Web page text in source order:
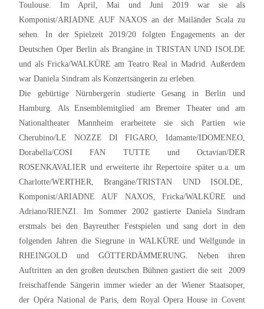
Toulouse. Im April, Mai und Juni 2019 war sie als
Komponist/ARIADNE AUF NAXOS an der Mailänder Scala zu
sehen. In der Spielzeit 2019/20 folgten Engagements an der
Deutschen Oper Berlin als Brangäne in TRISTAN UND ISOLDE
und als Fricka/WALKÜRE am Teatro Real in Madrid. Außerdem
war Daniela Sindram als Konzertsängerin zu erleben.
Die gebürtige Nürnbergerin studierte Gesang in Berlin und
Hamburg. Als Ensemblemitglied am Bremer Theater und am
Nationaltheater Mannheim erarbeitete sie sich Partien wie
Cherubino/LE NOZZE DI FIGARO, Idamante/IDOMENEO,
Dorabella/COSI FAN TUTTE und Octavian/DER
ROSENKAVALIER und erweiterte ihr Repertoire später u.a. um
Charlotte/WERTHER, Brangäne/TRISTAN UND ISOLDE,
Komponist/ARIADNE AUF NAXOS, Fricka/WALKÜRE und
Adriano/RIENZI. Im Sommer 2002 gastierte Daniela Sindram
erstmals bei den Bayreuther Festspielen und sang dort in den
folgenden Jahren die Siegrune in WALKÜRE und Wellgunde in
RHEINGOLD und GÖTTERDÄMMERUNG. Neben ihren
Auftritten an den großen deutschen Bühnen gastiert die seit 2009
freischaffende Sängerin immer wieder an der Wiener Staatsoper,
der Opéra National de Paris, dem Royal Opera House in Covent